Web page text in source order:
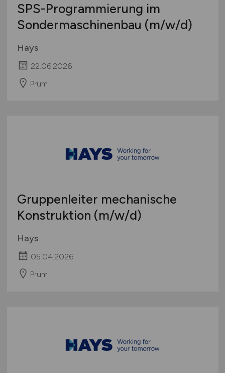
SPS-Programmierung im
Sondermaschinenbau (m/w/d)
Hays
22.06.2026
Prüm
Gruppenleiter mechanische
Konstruktion (m/w/d)
Hays
05.04.2026
Prüm